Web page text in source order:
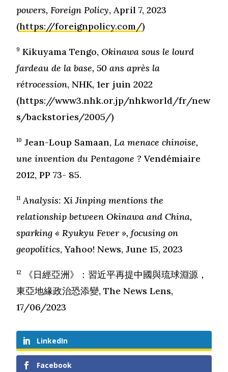
powers, Foreign Policy, April 7, 2023
(https://foreignpolicy.com/)
9 Kikuyama Tengo,Okinawa sous le lourd
fardeau de la base, 50 ans après la
rétrocession, NHK, 1er juin 2022
(https://www3.nhk.or.jp/nhkworld/fr/new
s/backstories/2005/)
10 Jean-Loup Samaan,La menace chinoise,
une invention du Pentagone ? Vendémiaire
2012, PP 73- 85.
11 Analysis: Xi Jinping mentions the
relationship between Okinawa and China,
sparking « Ryukyu Fever », focusing on
geopolitics, Yahoo! News, June 15, 2023
12
《日經亞洲》：習近平再提中國與琉球淵源，
東亞地緣政治恐添變, The News Lens,
17/06/2023
LinkedIn
Facebook